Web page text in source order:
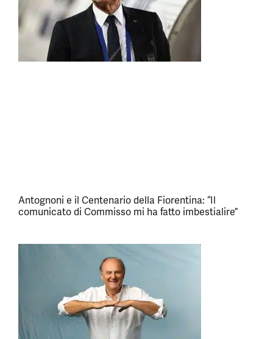
Antognoni e il Centenario della Fiorentina: “Il
comunicato di Commisso mi ha fatto imbestialire”